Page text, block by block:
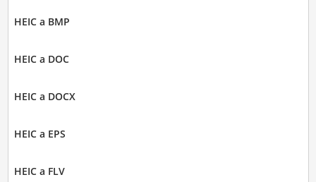
HEIC a BMP
HEIC a DOC
HEIC a DOCX
HEIC a EPS
HEIC a FLV